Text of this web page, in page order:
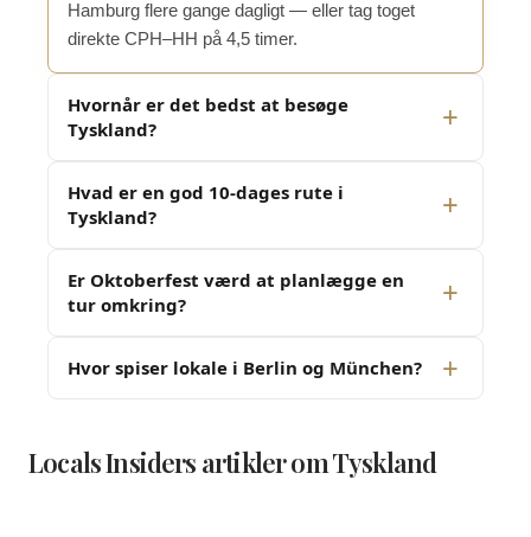
Hamburg flere gange dagligt — eller tag toget
direkte CPH–HH på 4,5 timer.
Hvornår er det bedst at besøge
Tyskland?
Hvad er en god 10-dages rute i
Tyskland?
Er Oktoberfest værd at planlægge en
tur omkring?
Hvor spiser lokale i Berlin og München?
Locals Insiders artikler om Tyskland